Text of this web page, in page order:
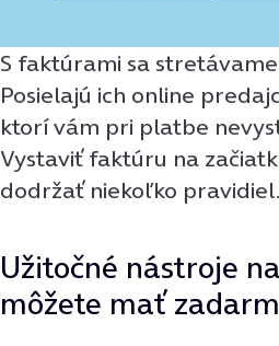
S faktúrami sa
Posielajú ich online
ktorí vám pri platbe
Vystaviť faktúru na
dodržať niekoľko pravidiel.
Užitočné nástroje
môžete mať